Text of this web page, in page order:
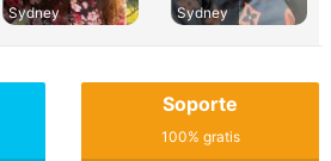
Sydney
Sydney
Soporte
100% gratis